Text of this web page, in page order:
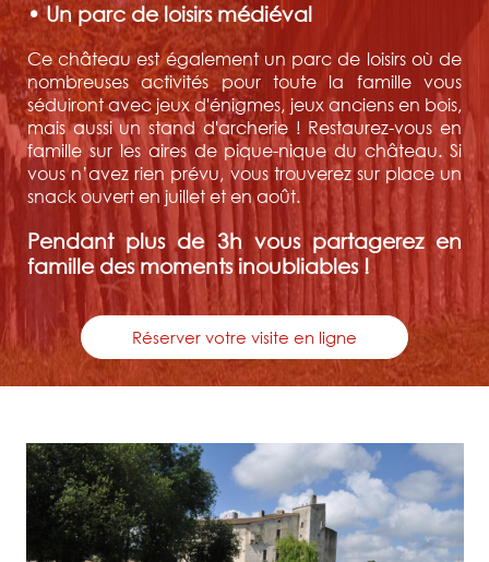
• Un parc de loisirs médiéval
Ce château est également un parc de loisirs où de
nombreuses activités pour toute la famille vous
séduiront avec jeux d'énigmes, jeux anciens en bois,
mais aussi un stand d'archerie ! Restaurez-vous en
famille sur les aires de pique-nique du château. Si
vous n’avez rien prévu, vous trouverez sur place un
snack ouvert en juillet et en août.
Pendant plus de 3h vous partagerez en
famille des moments inoubliables !
Réserver votre visite en ligne